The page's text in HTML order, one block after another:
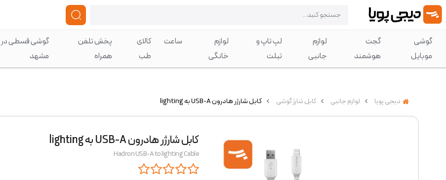
گوشی
موبایل
گجت
هوشمند
لوازم
جانبی
لپ تاپ و
تبلت
لوازم
خانگی
ساعت
کالای
طب
پخش تلفن
همراه
گوشی قسطی در
مشهد
دیجی پویا لوازم جانبی کابل شارژ گوشی کابل شارژر هادرون USB-A به lighting
کابل شارژر هادرون USB-A به lighting
Hadron USB-A to lighting Cable